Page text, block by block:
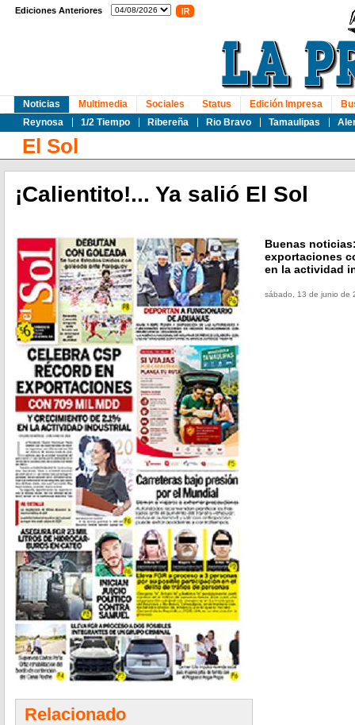
Ediciones Anteriores
Noticias
Reynosa
1/2 Tiempo Ribereña Rio Bravo Tamaulipas
Multimedia Sociales Status Edición Impresa
El Sol
¡Calientito!... Ya salió El Sol
Relacionado
Buenas
exportaciones
en la actividad
sábado, 13 de junio de